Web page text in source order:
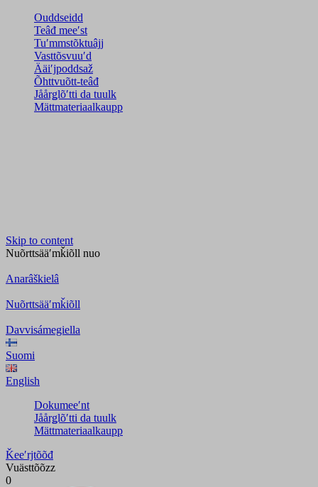
Ouddseidd
Teâđ meeʹst
Tuʹmmstõktuâjj
Vasttõsvuuʹd
Ääiʹjpoddsaž
Õhttvuõtt-teâđ
Jåårǥlõʹtti da tuulk
Mättmateriaalkaupp
Skip to content
Nuõrttsääʹmǩiõll nuo
Anarâškielâ
Nuõrttsääʹmǩiõll
Davvisámegiella
Suomi
English
Dokumeeʹnt
Jåårǥlõʹtti da tuulk
Mättmateriaalkaupp
Ǩeeʹrjtõõđ
Vuästtõõzz
0